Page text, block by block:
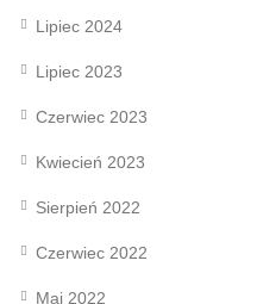
Lipiec 2024
Lipiec 2023
Czerwiec 2023
Kwiecień 2023
Sierpień 2022
Czerwiec 2022
Maj 2022